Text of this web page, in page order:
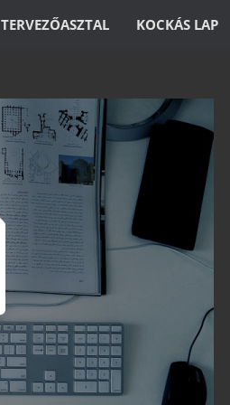
TERVEZŐASZTAL KOCKÁS LAP